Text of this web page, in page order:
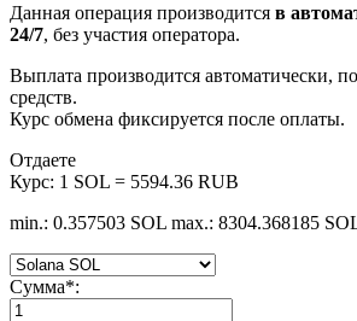
Данная операция производится в
24/7, без участия оператора.
Выплата производится автоматически,
средств.
Курс обмена фиксируется после оплаты.
Отдаете
Курс: 1 SOL = 5594.36 RUB
min.: 0.357503 SOL max.: 8304.368185
Сумма*: